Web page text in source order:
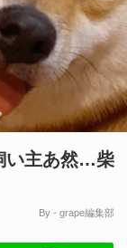
い主あ然…柴
By - grape編集部